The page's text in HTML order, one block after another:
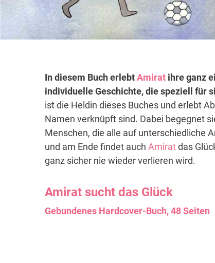
In diesem Buch erlebtAmirat ihre ganz
individuelle Geschichte, die speziell für
ist die Heldin dieses Buches und erlebt
Namen verknüpft sind. Dabei begegnet
Menschen, die alle auf unterschiedliche
und am Ende findet auch Amiratdas
ganz sicher nie wieder verlieren wird.
Amirat sucht das Glück
Gebundenes Hardcover-Buch, 48 Seiten